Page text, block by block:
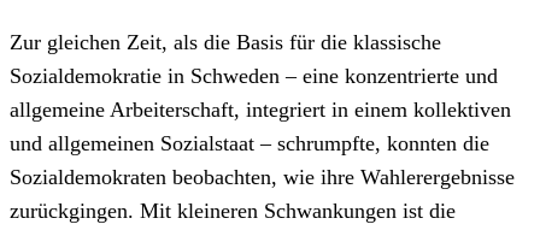
Zur gleichen Zeit, als die Basis für die klassische
Sozialdemokratie in Schweden – eine konzentrierte und
allgemeine Arbeiterschaft, integriert in einem kollektiven
und allgemeinen Sozialstaat – schrumpfte, konnten die
Sozialdemokraten beobachten, wie ihre Wahlerergebnisse
zurückgingen. Mit kleineren Schwankungen ist die